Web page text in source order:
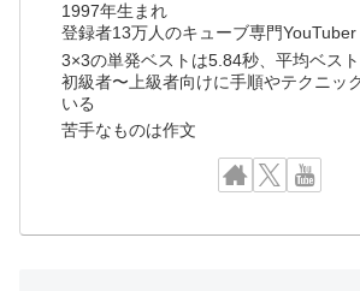
1997年生まれ
登録者13万人のキューブ専門YouTuber
3×3の単発ベストは5.84秒、平均ベス
初級者〜上級者向けに手順やテクニッ
いる
苦手なものは作文